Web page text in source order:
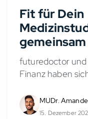
Fit für Dein
futuredoctor
Finanz haben
auf deiner Reise
auch während
MUDr.
15. Dezember